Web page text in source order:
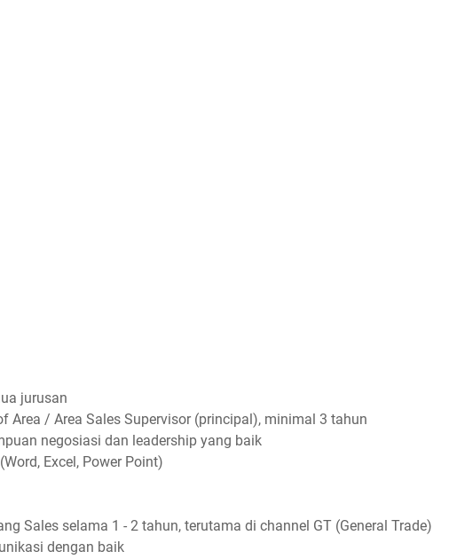
jurusan
Area / Area Sales Supervisor (principal), minimal 3 tahun
negosiasi dan leadership yang baik
Excel, Power Point)
Sales selama 1 - 2 tahun, terutama di channel GT (General Trade)
dengan baik